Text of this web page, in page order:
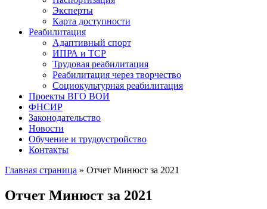
Эксперты
Карта доступности
Реабилитация
Адаптивный спорт
ИПРА и ТСР
Трудовая реабилитация
Реабилитация через творчество
Социокультурная реабилитация
Проекты ВГО ВОИ
ФНСИР
Законодательство
Новости
Обучение и трудоустройство
Контакты
Главная страница » Отчет Минюст за 2021
Отчет Минюст за 2021